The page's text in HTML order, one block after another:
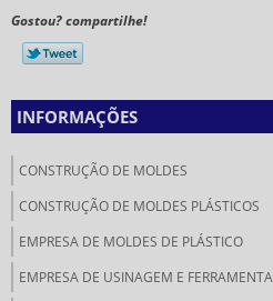
Gostou? compartilhe!
INFORMAÇÕES
CONSTRUÇÃO DE MOLDES
CONSTRUÇÃO DE MOLDES PLÁSTICOS
EMPRESA DE MOLDES DE PLÁSTICO
EMPRESA DE USINAGEM E